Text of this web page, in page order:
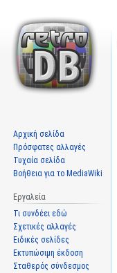
Αρχική σελίδα
Πρόσφατες αλλαγές
Τυχαία σελίδα
Βοήθεια για το MediaWiki
Εργαλεία
Τι συνδέει εδώ
Σχετικές αλλαγές
Ειδικές σελίδες
Εκτυπώσιμη έκδοση
Σταθερός σύνδεσμος